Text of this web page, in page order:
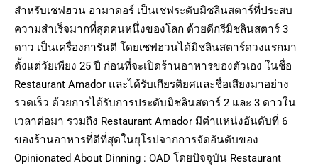
สำหรับเชฟฮวน อามาดอร์ เป็นเชฟระดับมิชลินสตาร์ที่ประสบ
ความสำเร็จมากที่สุดคนหนึ่งของโลก ด้วยดีกรีมิชลินสตาร์ 3
ดาว เป็นเครื่องการันตี โดยเชฟฮวนได้มิชลินสตาร์ดวงแรกมา
ตั้งแต่วัยเพียง 25 ปี ก่อนที่จะเปิดร้านอาหารของตัวเอง ในชื่อ
Restaurant Amador และได้รับเกียรติยศและชื่อเสียงมาอย่าง
รวดเร็ว ด้วยการได้รับการประดับมิชลินสตาร์ 2 และ 3 ดาวใน
เวลาต่อมา รวมถึง Restaurant Amador มีตำแหน่งอันดับที่ 6
ของร้านอาหารที่ดีที่สุดในยุโรปจากการจัดอันดับของ
Opinionated About Dinning : OAD โดยปัจจุบัน Restaurant